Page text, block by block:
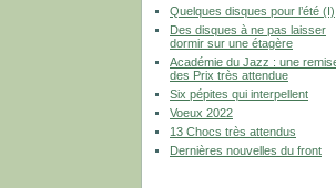
Quelques disques pour l’été (I)
Des disques à ne pas laisser
dormir sur une étagère
Académie du Jazz : une
des Prix très attendue
Six pépites qui interpellent
Voeux 2022
13 Chocs très attendus
Dernières nouvelles du front